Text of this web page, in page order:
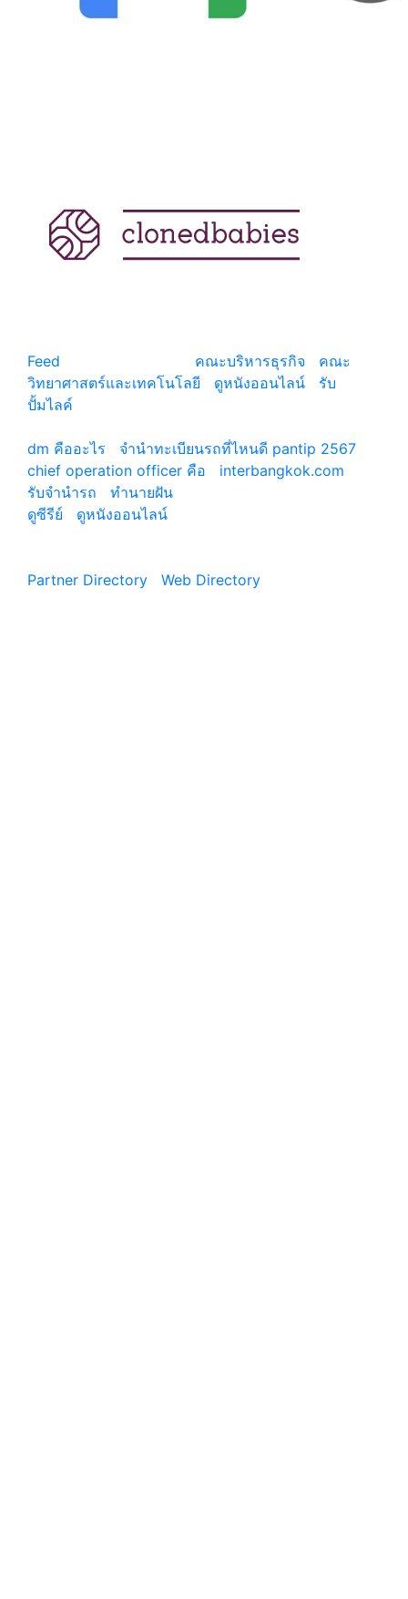
Feed
คณะบริหารธุรกิจ
คณะ
วิทยาศาสตร์และเทคโนโลยี
ดูหนังออนไลน์
รับ
ปั้มไลค์
dm คืออะไร
จํานําทะเบียนรถที่ไหนดี pantip 2567
chief operation officer คือ
interbangkok.com
รับจํานํารถ
ทํานายฝัน
ดูซีรีย์
ดูหนังออนไลน์
Partner Directory Web Directory